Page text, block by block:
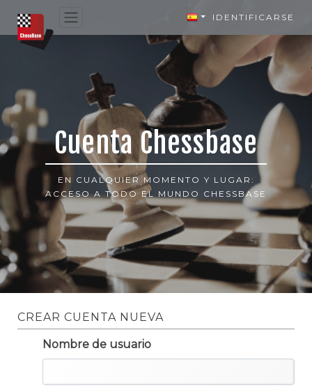
IDENTIFICARSE
Cuenta Chessbase
EN CUALQUIER MOMENTO Y LUGAR:
ACCESO A TODO EL MUNDO CHESSBASE
CREAR CUENTA NUEVA
Nombre de usuario